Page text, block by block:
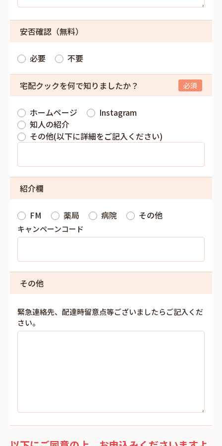
安否確認（無料）
必要 不要
宅配クックを何で知りましたか？
ホームページ
Instagram
知人の紹介
その他(以下に詳細をご記入ください)
紹介欄
FM 薬局 病院 その他
キャンペーンコード
その他
緊急連絡先、配達時留意点等ございましたらご記入くだ
さい。